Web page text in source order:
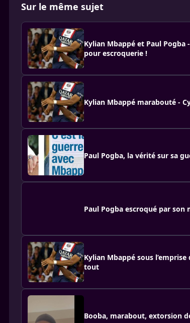
Sur le même sujet
Kylian Mbappé et Paul
pour escroquerie !
Kylian Mbappé marabouté -
Paul Pogba, la vérité sur sa
Paul Pogba escroqué par
Kylian Mbappé sous
tout
Booba, marabout, extorsion